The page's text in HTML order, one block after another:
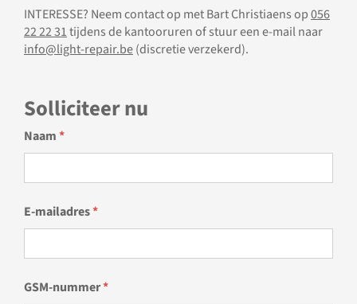
INTERESSE? Neem contact op met Bart Christiaens op056
22 22 31tijdens de kantooruren of stuur een e-mail naar
info@light-repair.be(discretie verzekerd).
Solliciteer nu
Naam*
E-mailadres*
GSM-nummer*